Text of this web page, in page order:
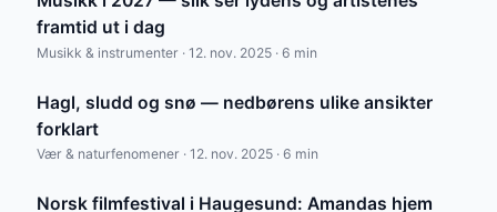
framtid ut i dag
Musikk & instrumenter · 12. nov. 2025 · 6 min
Hagl, sludd og snø — nedbørens ulike ansikter
forklart
Vær & naturfenomener · 12. nov. 2025 · 6 min
Norsk filmfestival i Haugesund: Amandas hjem